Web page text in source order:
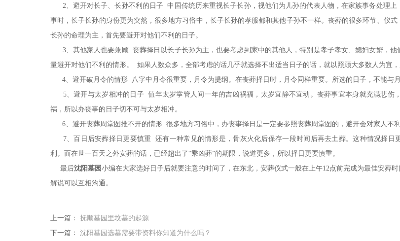
2、避开对长子、长孙不利的日子 中国传统历来重视长子长孙，视他们为儿孙的代表人物，在家族事务处理上
事时，长子长孙的身份更为突然，很多地方习俗中，长子长孙的孝服都和其他子孙不一样。丧葬的很多环节、仪
长孙的命理为主，首先要避开对他们不利的日子。
3、其他家人也要兼顾 丧葬择日以长子长孙为主，也要考虑到家中的其他人，特别是孝子孝女、媳妇女婿，他
量避开对他们不利的情形。 如果人数众多，全部考虑的话几乎就选择不出适当日子的话，就以照顾大多数人为宜
4、避开破月令的情形 八字中月令很重要，月令为提纲。在丧葬择日时，月令同样重要。所选的日子，不能与
5、避开与太岁相冲的日子 值年太岁掌管人间一年的吉凶祸福，太岁宜静不宜动。丧葬事宜本身就充满悲伤
祸，所以办丧事的日子切不可与太岁相冲。
6、避开丧葬周堂图推不开的情形 很多地方习俗中，办丧事择日是一定要参照丧葬周堂图的，避开会对家人不
7、百日后安葬择日更要慎重 还有一种常见的情形是，骨灰火化后保存一段时间后再去土葬。这种情况择日
利。而在世一百天之外安葬的话，已经超出了“乘凶葬”的期限，说道更多，所以择日更要慎重。
最后沈阳墓园小编在大家选好日子后就要注意的时间了，在东北，安葬仪式一般在上午12点前完成为最佳安葬
解说可以互相沟通。
上一篇： 抚顺墓园里坟墓的起源
下一篇： 沈阳墓园选墓需要带资料你知道为什么吗？